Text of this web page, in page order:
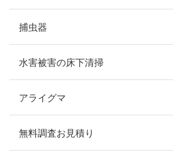
捕虫器
水害被害の床下清掃
アライグマ
無料調査お見積り